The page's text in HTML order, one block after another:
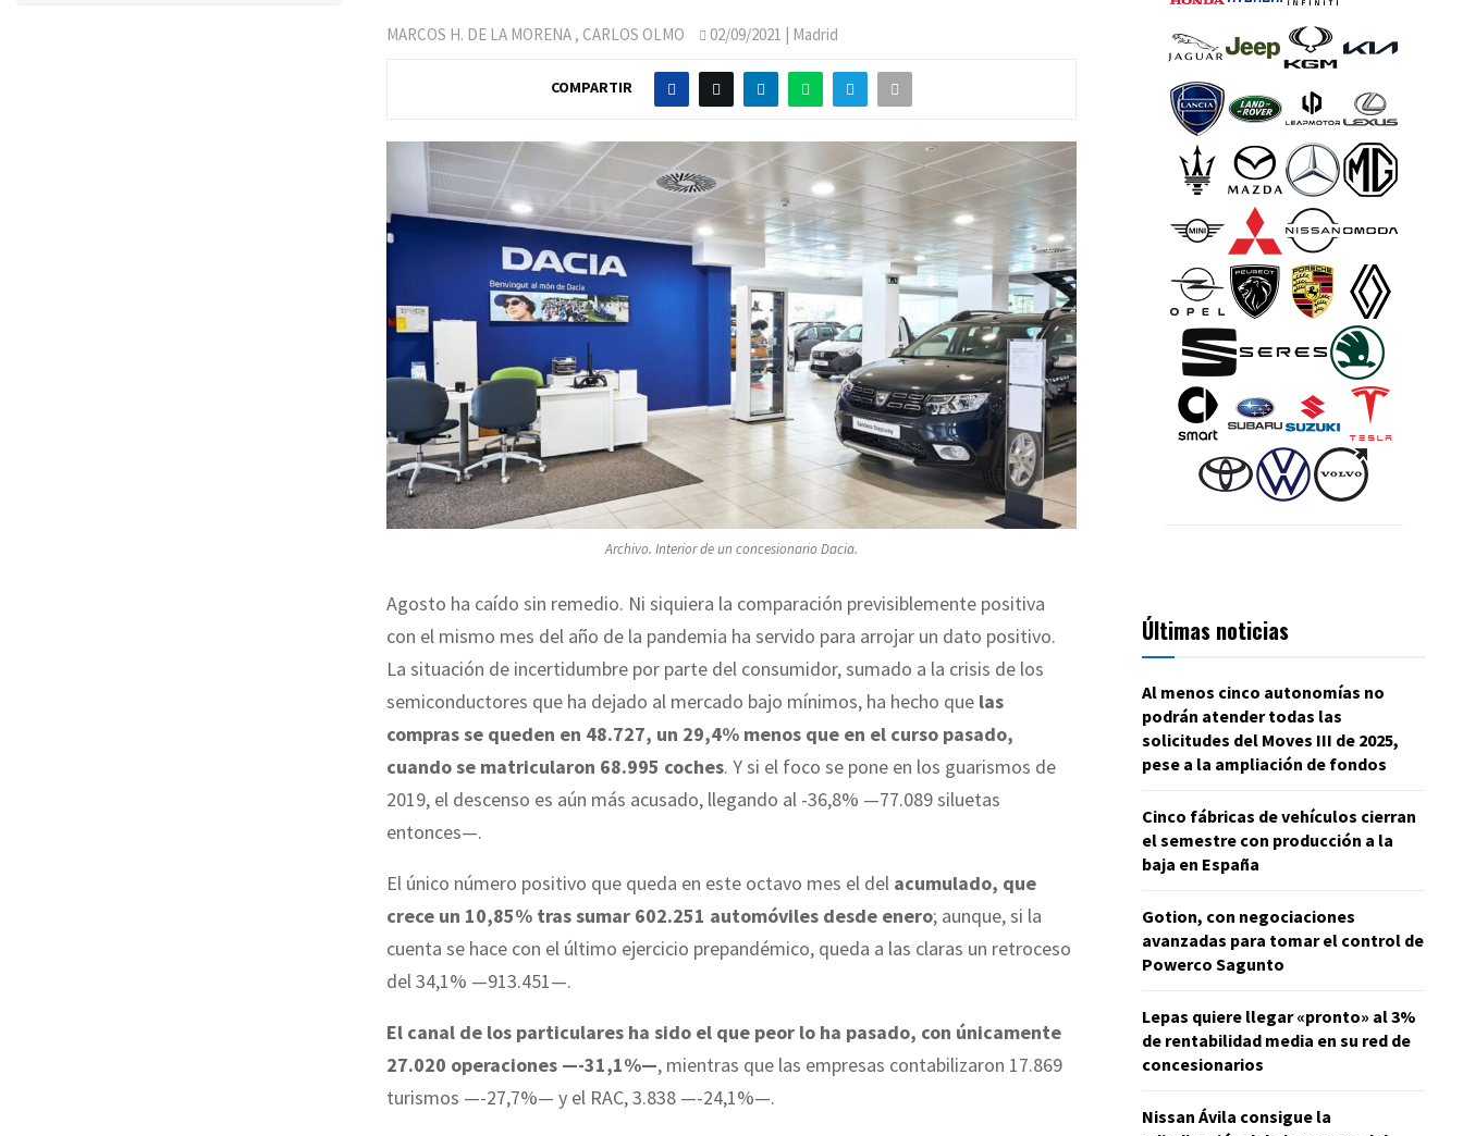
MARCOS H. DE LA MORENA , CARLOS OLMO 02/09/2021 | Madrid
COMPARTIR
Archivo. Interior de un concesionario Dacia.
Agosto ha caído sin remedio. Ni siquiera la comparación previsiblemente positiva
con el mismo mes del año de la pandemia ha servido para arrojar un dato positivo.
La situación de incertidumbre por parte del consumidor, sumado a la crisis de los
semiconductores que ha dejado al mercado bajo mínimos, ha hecho que las
compras se queden en 48.727, un 29,4% menos que en el curso pasado,
cuando se matricularon 68.995 coches. Y si el foco se pone en los guarismos de
2019, el descenso es aún más acusado, llegando al -36,8% —77.089 siluetas
entonces—.
El único número positivo que queda en este octavo mes el del acumulado, que
crece un 10,85% tras sumar 602.251 automóviles desde enero; aunque, si la
cuenta se hace con el último ejercicio prepandémico, queda a las claras un retroceso
del 34,1% —913.451—.
El canal de los particulares ha sido el que peor lo ha pasado, con únicamente
27.020 operaciones —-31,1%—, mientras que las empresas contabilizaron 17.869
turismos —-27,7%— y el RAC, 3.838 —-24,1%—.
Últimas noticias
Al menos cinco autonomías no
podrán atender todas las
solicitudes del Moves III de 2025,
pese a la ampliación de fondos
Cinco fábricas de vehículos cierran
el semestre con producción a la
baja en España
Gotion, con negociaciones
avanzadas para tomar el control de
Powerco Sagunto
Lepas quiere llegar «pronto» al 3%
de rentabilidad media en su red de
concesionarios
Nissan Ávila consigue la